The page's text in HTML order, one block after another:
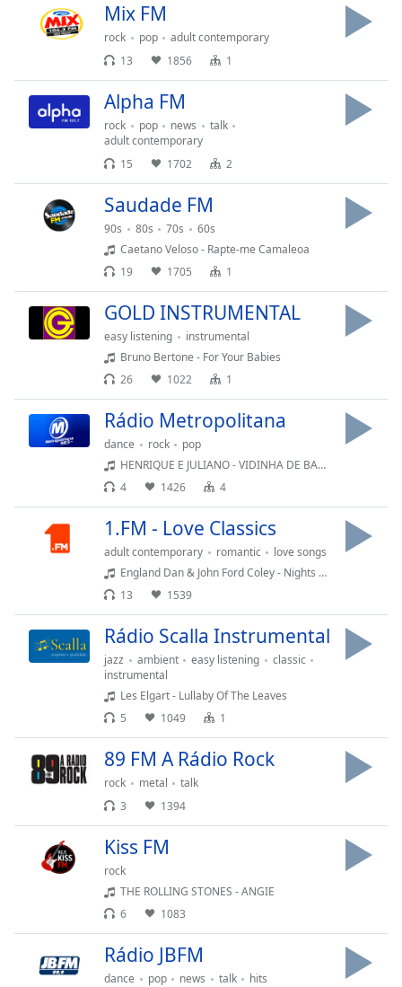
descriptions
off,
Subtitles
subtitles
settings
dialog
selected
Track
Picture
Fullscreen
modal
window.
Escape
the
window.
Color
Opacity
Mix FM
rock pop
adult contemporary
13
1856 1
Alpha FM
rock pop news
talk
adult contemporary
15
1702 2
Saudade FM
90s 80s 70s
60s
Caetano Veloso - Rapte-me Camaleoa
19
1705 1
GOLD INSTRUMENTAL
easy listening
instrumental
Bruno Bertone - For Your Babies
26
1022 1
Rádio Metropolitana
dance rock
pop
HENRIQUE E JULIANO - VIDINHA DE BALADA
4
1426 4
1.FM - Love Classics
adult contemporary romantic
love songs
England Dan & John Ford Coley - Nights Are Forever Without You
13
1539
Rádio Scalla Instrumental
jazz ambient easy listening
classic
instrumental
Les Elgart - Lullaby Of The Leaves
5
1049 1
89 FM A Rádio Rock
rock metal
talk
3
1394
Kiss FM
rock
THE ROLLING STONES - ANGIE
6
1083
Rádio JBFM
dance pop news talk
hits